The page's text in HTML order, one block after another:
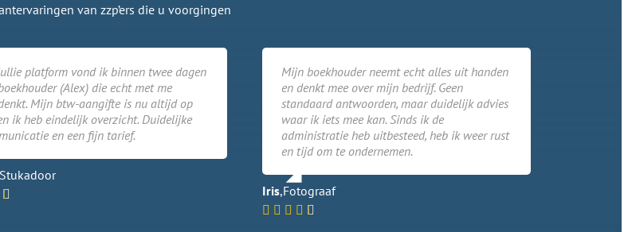
van zzp’ers die u voorgingen
platform vond ik binnen twee dagen
(Alex) die echt met me
Mijn btw-aangifte is nu altijd op
ik heb eindelijk overzicht. Duidelijke
en een fijn tarief.
Stukadoor
Mijn boekhouder neemt echt alles uit handen
en denkt mee over mijn bedrijf. Geen
standaard antwoorden, maar duidelijk advies
waar ik iets mee kan. Sinds ik de
administratie heb uitbesteed, heb ik weer rust
en tijd om te ondernemen.
Iris,Fotograaf